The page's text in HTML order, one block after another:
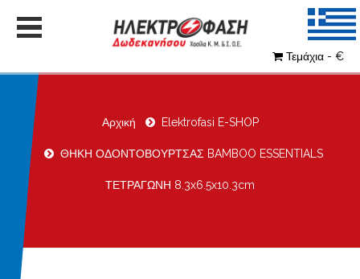
Τεμάχια - €
Αρχική Elektrofasi E-SHOP
ΘΗΚΗ ΟΔΟΝΤΟΒΟΥΡΤΣΑΣ BAMBOO ESSENTIALS
ΤΕΤΡΑΓΩΝΗ 8.3x6.5x10.3cm